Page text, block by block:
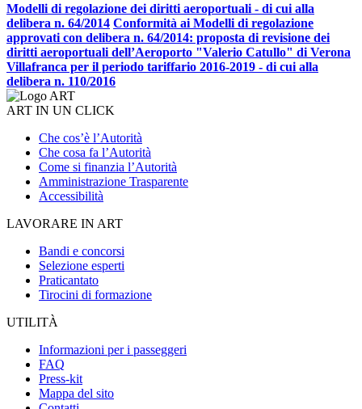
Modelli di regolazione dei diritti aeroportuali - di cui alla
delibera n. 64/2014 Conformità ai Modelli di regolazione
approvati con delibera n. 64/2014: proposta di revisione dei
diritti aeroportuali dell’Aeroporto "Valerio Catullo" di Verona
Villafranca per il periodo tariffario 2016-2019 - di cui alla
delibera n. 110/2016
ART IN UN CLICK
Che cos’è l’Autorità
Che cosa fa l’Autorità
Come si finanzia l’Autorità
Amministrazione Trasparente
Accessibilità
LAVORARE IN ART
Bandi e concorsi
Selezione esperti
Praticantato
Tirocini di formazione
UTILITÀ
Informazioni per i passeggeri
FAQ
Press-kit
Mappa del sito